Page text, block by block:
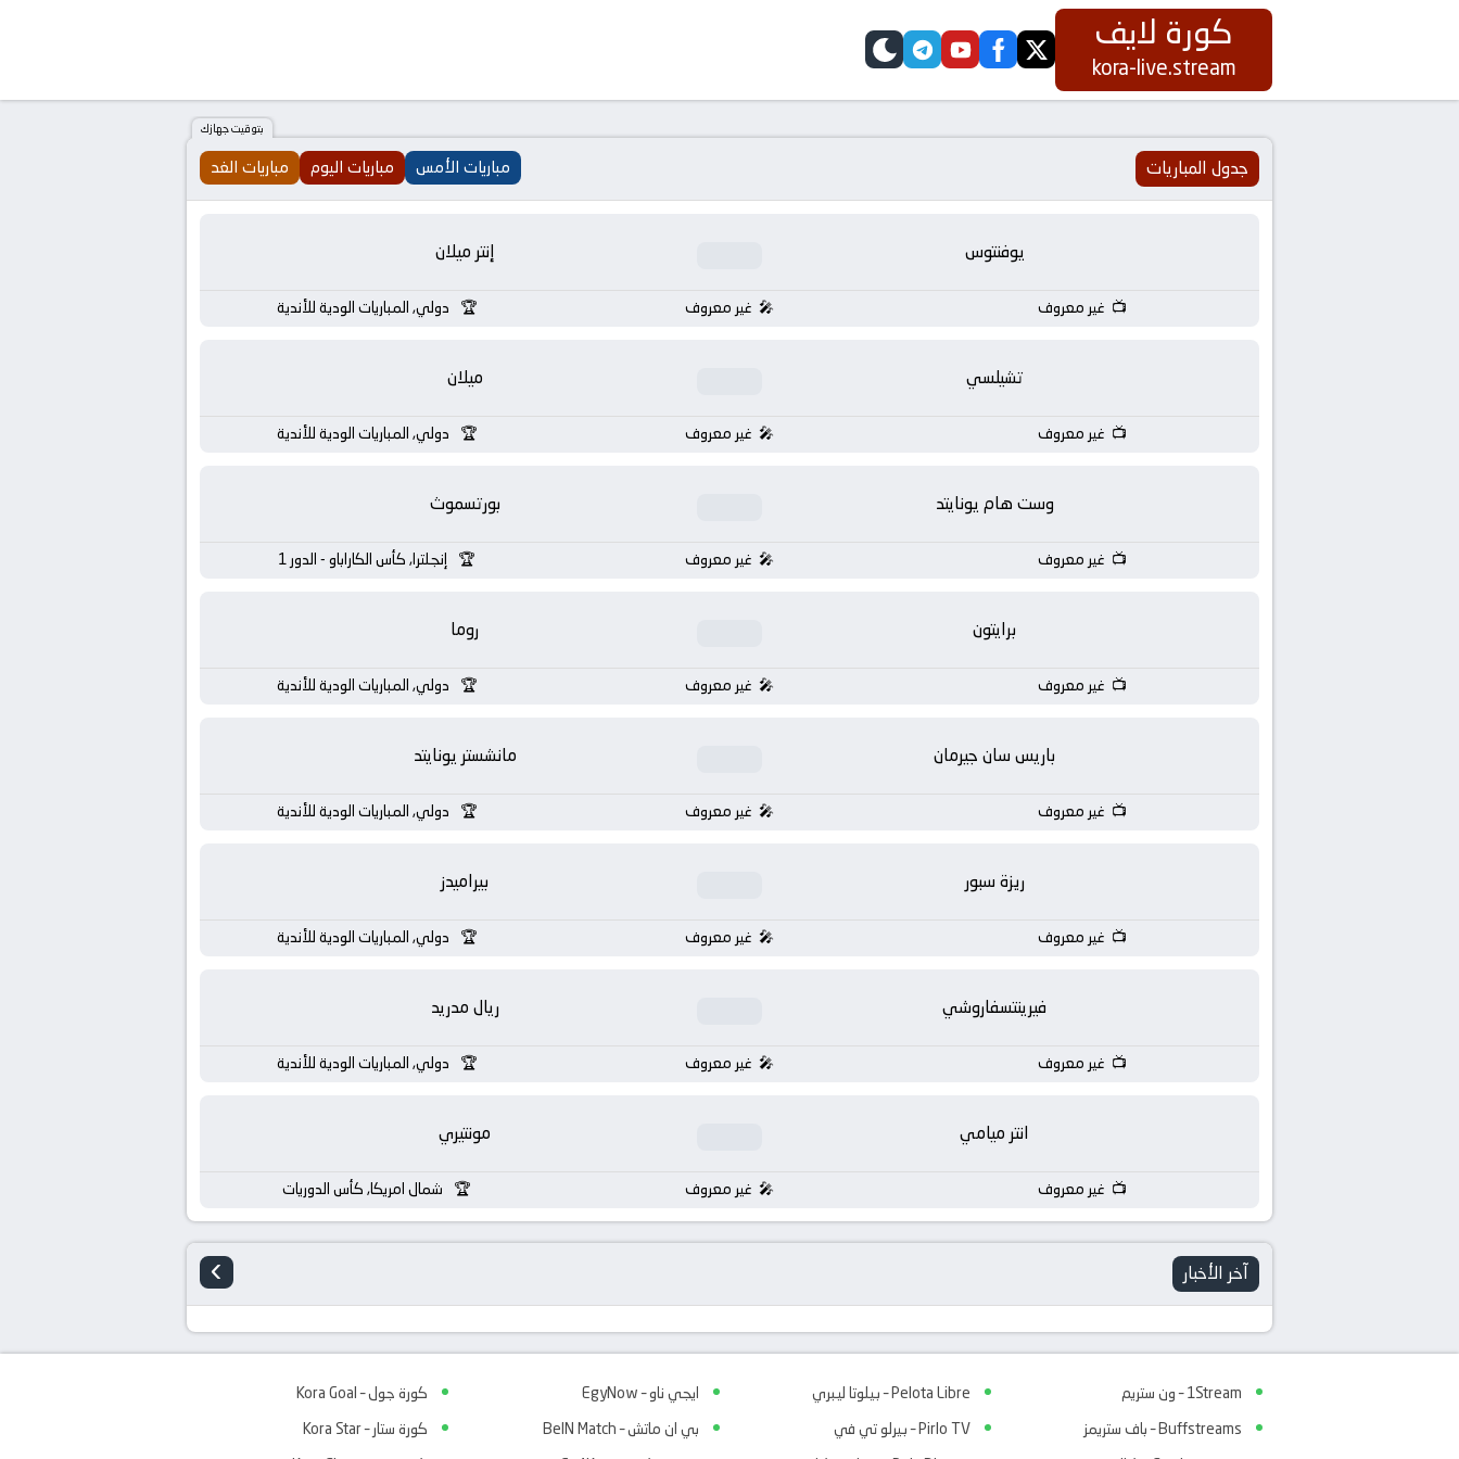
كورة
لايف
كورة لايف
kora-live.stream
twitter
facebook
youtube
telegram
skin
بتوقيت جهازك
جدول المباريات مباريات الأمس مباريات اليوم مباريات الغد
يوفنتوس إنتر ميلان
غير معروف غير معروف دولي, المباريات الودية للأندية
تشيلسي ميلان
غير معروف غير معروف دولي, المباريات الودية للأندية
وست هام يونايتد بورتسموث
غير معروف غير معروف إنجلترا, كأس الكاراباو - الدور 1
برايتون روما
غير معروف غير معروف دولي, المباريات الودية للأندية
باريس سان جيرمان مانشستر يونايتد
غير معروف غير معروف دولي, المباريات الودية للأندية
ريزة سبور بيراميدز
غير معروف غير معروف دولي, المباريات الودية للأندية
فيرينتسفاروشي ريال مدريد
غير معروف غير معروف دولي, المباريات الودية للأندية
انتر ميامي مونتيري
غير معروف غير معروف شمال امريكا, كأس الدوريات
آخر الأخبار ›
1Stream – ون ستريم
Buffstreams – باف ستريمز
Pelota Libre – بيلوتا ليبري
Pirlo TV – بيرلو تي في
ايجي ناو – EgyNow
بي ان ماتش – BeIN Match
كورة جول – Kora Goal
كورة ستار – Kora Star